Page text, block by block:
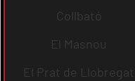
Collbató
El Masnou
El Prat de Llobregat